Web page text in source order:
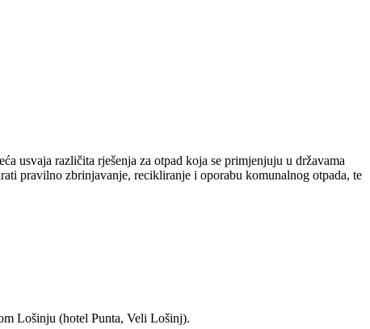
usvaja različita rješenja za otpad koja se primjenjuju u državama
pravilno zbrinjavanje, recikliranje i oporabu komunalnog otpada, te
Lošinju (hotel Punta, Veli Lošinj).